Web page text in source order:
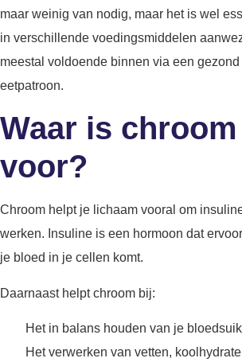
maar weinig van nodig, maar het is wel
in verschillende voedingsmiddelen
meestal voldoende binnen via een
eetpatroon.
Waar is
voor?
Chroom helpt je lichaam vooral om
werken. Insuline is een hormoon dat
je bloed in je cellen komt.
Daarnaast helpt chroom bij:
Het in balans houden van je
Het verwerken van vetten,